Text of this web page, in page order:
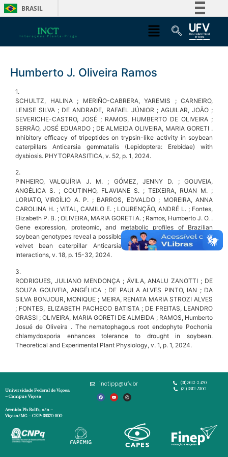
BRASIL
Simplifique!
Acesso à informação
Canais
Humberto J. Oliveira Ramos
1.
SCHULTZ, HALINA ; MERIÑO-CABRERA, YAREMIS ; CARNEIRO,
LENISE SILVA ; DE ANDRADE, RAFAEL JÚNIOR ; AGUILAR, JOÃO ;
SEVERICHE-CASTRO, JOSÉ ; RAMOS, HUMBERTO DE OLIVEIRA ;
SERRÃO, JOSÉ EDUARDO ; DE ALMEIDA OLIVEIRA, MARIA GORETI .
Inhibitory efficacy of tripeptides on trypsin-like activity in soybean
caterpillars Anticarsia gemmatalis (Lepidoptera: Erebidae) with
dysbiosis. PHYTOPARASITICA, v. 52, p. 1, 2024.
2.
PINHEIRO, VALQUÍRIA J. M. ; GÓMEZ, JENNY D. ; GOUVEIA,
ANGÉLICA S. ; COUTINHO, FLAVIANE S. ; TEIXEIRA, RUAN M. ;
LORIATO, VIRGÍLIO A. P. ; BARROS, EDVALDO ; MOREIRA, ANNA
CAROLINA H. ; VITAL, CAMILO E. ; LOURENÇÃO, ANDRÉ L. ; Fontes,
Elizabeth P. B. ; OLIVEIRA, MARIA GORETI A. ; Ramos, Humberto J. O. .
Gene expression, proteomic, and metabolic profiles of Brazilian
soybean genotypes reveal a possible mechanism of resistance to the
velvet bean caterpillar Anticarsia gemmatalis. Arthropod-Plant
Interactions, v. 18, p. 15-32, 2024.
3.
RODRIGUES, JULIANO MENDONÇA ; ÁVILA, ANALU ZANOTTI ; DE
SOUZA GOUVEIA, ANGÉLICA ; DE PAULA ALVES PINTO, IAN ; DA
SILVA BONJOUR, MONIQUE ; MEIRA, RENATA MARIA STROZI ALVES
; FONTES, ELIZABETH PACHECO BATISTA ; DE FREITAS, LEANDRO
GRASSI ; OLIVEIRA, MARIA GORETI DE ALMEIDA ; RAMOS, Humberto
Josué de Oliveira . The nematophagous root endophyte Pochonia
chlamydosporia enhances tolerance to drought in soybean.
Theoretical and Experimental Plant Physiology, v. 1, p. 1, 2024.
Universidade Federal de Viçosa
– Campus Viçosa
Avenida Ph Rolfs, s/n –
Viçosa/MG – CEP: 36570-900
inctipp@ufv.br
(31) 3612-2470
(31) 3612-5100